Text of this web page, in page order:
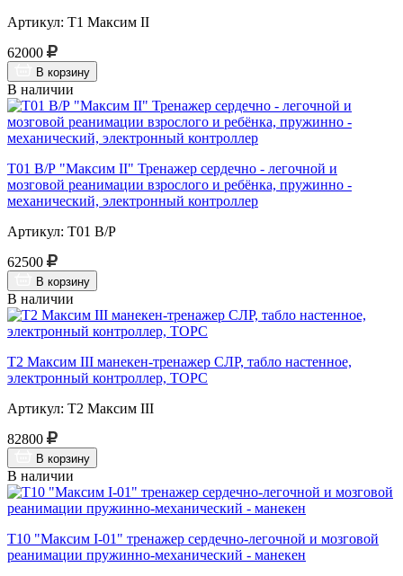
Артикул: Т1 Максим II
62000
В корзину
В наличии
Т01 В/Р "Максим II" Тренажер сердечно - легочной и
мозговой реанимации взрослого и ребёнка, пружинно -
механический, электронный контроллер
Артикул: Т01 В/Р
62500
В корзину
В наличии
Т2 Максим III манекен-тренажер СЛР, табло настенное,
электронный контроллер, ТОРС
Артикул: Т2 Максим III
82800
В корзину
В наличии
Т10 "Максим I-01" тренажер сердечно-легочной и мозговой
реанимации пружинно-механический - манекен